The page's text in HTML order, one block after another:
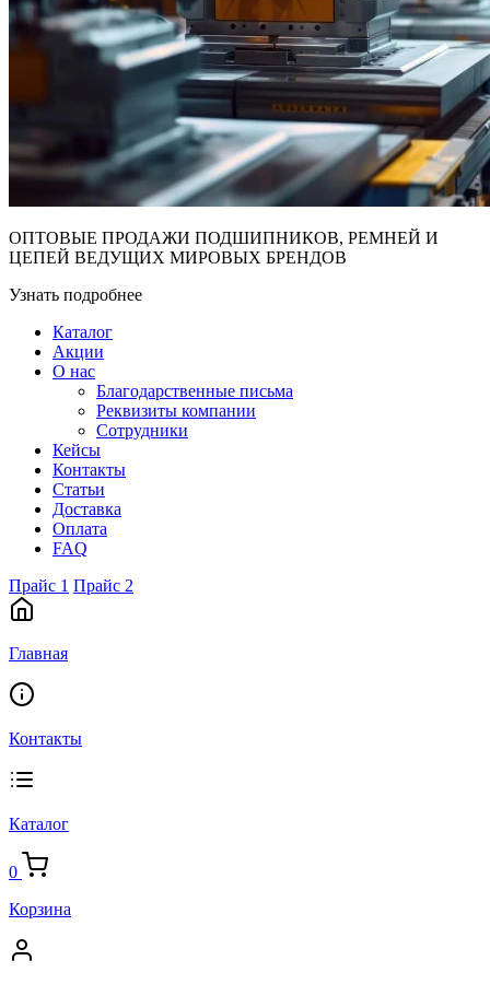
ОПТОВЫЕ ПРОДАЖИ ПОДШИПНИКОВ, РЕМНЕЙ И
ЦЕПЕЙ ВЕДУЩИХ МИРОВЫХ БРЕНДОВ
Узнать подробнее
Каталог
Акции
О нас
Благодарственные письма
Реквизиты компании
Сотрудники
Кейсы
Контакты
Статьи
Доставка
Оплата
FAQ
Прайс 1 Прайс 2
Главная
Контакты
Каталог
0
Корзина